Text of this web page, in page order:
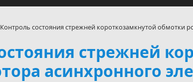
Контроль состояния стрежней короткозамкнутой обмотки
стрежней
асинхронного